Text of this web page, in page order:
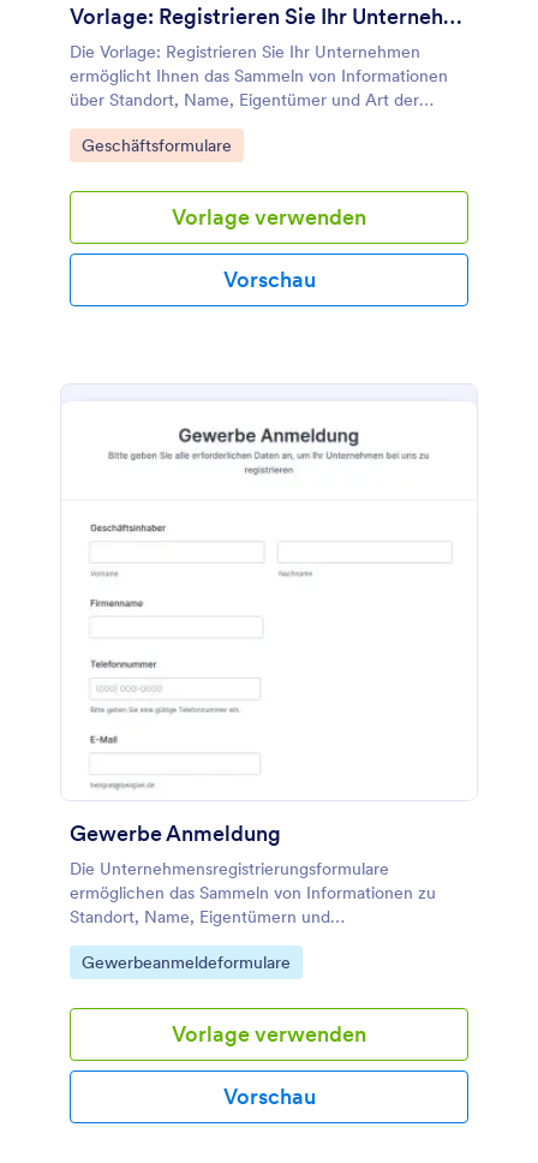
Vorlage: Registrieren Sie Ihr Unternehmen
Die Vorlage: Registrieren Sie Ihr Unternehmen
ermöglicht Ihnen das Sammeln von Informationen
über Standort, Name, Eigentümer und Art der
Dienstleistung mit umfassenden Tools und Widgets,
um den Registrierungsprozess einfacher und
Formular mit diesem Formular als Grundlage
erstellen. Fügen Sie Ihr Logo, Schriften und Farben
hinzu und betten Sie das Formular auf Ihrer
Webseite ein oder verwenden Sie es als
eigenständiges Formular.
Go to Category:
Geschäftsformulare
Vorlage verwenden
Vorschau
Gewerbe Anmeldung
Die Unternehmensregistrierungsformulare
ermöglichen das Sammeln von Informationen zu
Standort, Name, Eigentümern und
Dienstleistungstyp mit vollständigen Tools und
Widgets, um den Registrierungsprozess einfacher
Go to Category:
Gewerbeanmeldeformulare
Vorlage verwenden
Vorschau